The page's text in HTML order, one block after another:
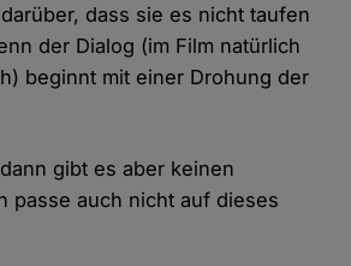
dass sie es nicht taufen
der Dialog (im Film natürlich
beginnt mit einer Drohung der
gibt es aber keinen
passe auch nicht auf dieses